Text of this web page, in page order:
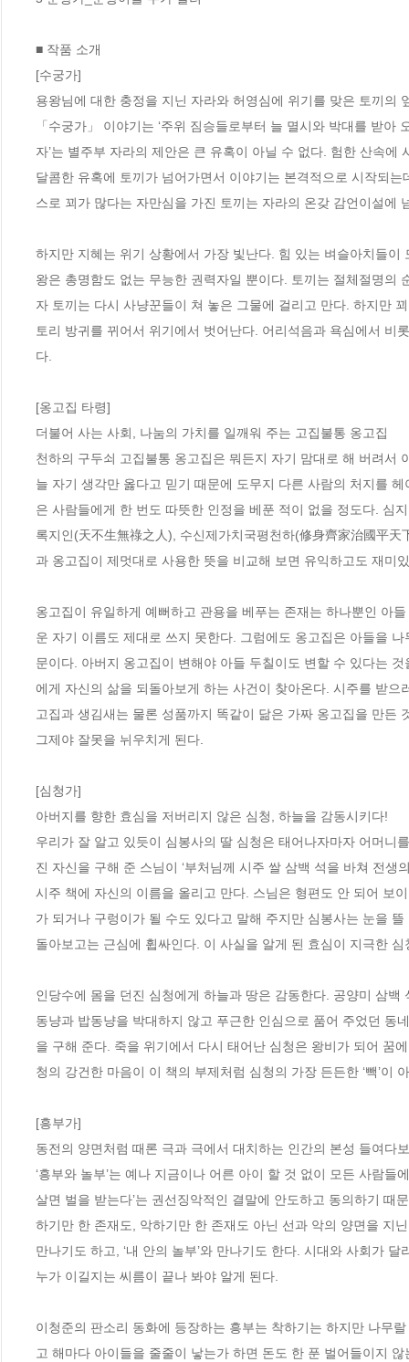
■ 작품 소개
[수궁가]
용왕님에 대한 충정을 지닌 자라와 허영심에 위기를 맞은 토끼의
「수궁가」 이야기는 ‘주위 짐승들로부터 늘 멸시와 박대를 받
자’는 별주부 자라의 제안은 큰 유혹이 아닐 수 없다. 험한 산속
달콤한 유혹에 토끼가 넘어가면서 이야기는 본격적으로 시작되
스로 꾀가 많다는 자만심을 가진 토끼는 자라의 온갖 감언이설
하지만 지혜는 위기 상황에서 가장 빛난다. 힘 있는 벼슬아치들
왕은 총명함도 없는 무능한 권력자일 뿐이다. 토끼는 절체절명의
자 토끼는 다시 사냥꾼들이 쳐 놓은 그물에 걸리고 만다. 하지만
토리 방귀를 뀌어서 위기에서 벗어난다. 어리석음과 욕심에서 비
다.
[옹고집 타령]
더불어 사는 사회, 나눔의 가치를 일깨워 주는 고집불통 옹고집
천하의 구두쇠 고집불통 옹고집은 뭐든지 자기 맘대로 해 버려서
늘 자기 생각만 옳다고 믿기 때문에 도무지 다른 사람의 처지를
은 사람들에게 한 번도 따뜻한 인정을 베푼 적이 없을 정도다. 심
록지인(天不生無祿之人), 수신제가치국평천하(修身齊家治國平
과 옹고집이 제멋대로 사용한 뜻을 비교해 보면 유익하고도 재미
옹고집이 유일하게 예뻐하고 관용을 베푸는 존재는 하나뿐인 아
운 자기 이름도 제대로 쓰지 못한다. 그럼에도 옹고집은 아들을
문이다. 아버지 옹고집이 변해야 아들 두칠이도 변할 수 있다는
에게 자신의 삶을 되돌아보게 하는 사건이 찾아온다. 시주를 받
고집과 생김새는 물론 성품까지 똑같이 닮은 가짜 옹고집을 만든
그제야 잘못을 뉘우치게 된다.
[심청가]
아버지를 향한 효심을 저버리지 않은 심청, 하늘을 감동시키다!
우리가 잘 알고 있듯이 심봉사의 딸 심청은 태어나자마자 어머니
진 자신을 구해 준 스님이 ‘부처님께 시주 쌀 삼백 석을 바쳐 전
시주 책에 자신의 이름을 올리고 만다. 스님은 형편도 안 되어 보
가 되거나 구렁이가 될 수도 있다고 말해 주지만 심봉사는 눈을
돌아보고는 근심에 휩싸인다. 이 사실을 알게 된 효심이 지극한
인당수에 몸을 던진 심청에게 하늘과 땅은 감동한다. 공양미 삼
동냥과 밥동냥을 박대하지 않고 푸근한 인심으로 품어 주었던 동
을 구해 준다. 죽을 위기에서 다시 태어난 심청은 왕비가 되어 꿈
청의 강건한 마음이 이 책의 부제처럼 심청의 가장 든든한 ‘빽’이
[흥부가]
동전의 양면처럼 때론 극과 극에서 대치하는 인간의 본성 들여다
‘흥부와 놀부’는 예나 지금이나 어른 아이 할 것 없이 모든 사람
살면 벌을 받는다’는 권선징악적인 결말에 안도하고 동의하기
하기만 한 존재도, 악하기만 한 존재도 아닌 선과 악의 양면을 지
만나기도 하고, ‘내 안의 놀부’와 만나기도 한다. 시대와 사회가
누가 이길지는 씨름이 끝나 봐야 알게 된다.
이청준의 판소리 동화에 등장하는 흥부는 착하기는 하지만 나무
고 해마다 아이들을 줄줄이 낳는가 하면 돈도 한 푼 벌어들이지